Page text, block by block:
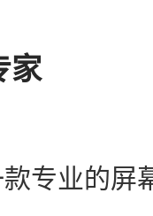
家
专业的屏